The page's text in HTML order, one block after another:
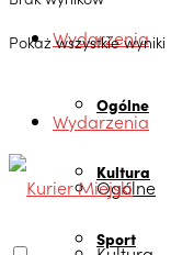
Pokaż wszystkie wyniki
Wydarzenia
Ogólne
Kultura
Sport
Wydarzenia
Ogólne